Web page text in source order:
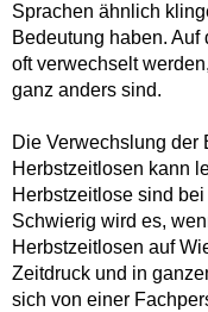
Sprachen ähnlich
Bedeutung haben.
oft verwechselt
ganz anders sind.
Die Verwechslung der
Herbstzeitlosen kann
Herbstzeitlose sind
Schwierig wird es,
Herbstzeitlosen auf
Zeitdruck und in
sich von einer